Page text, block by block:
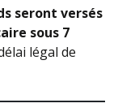
seront versés
sous 7
légal de